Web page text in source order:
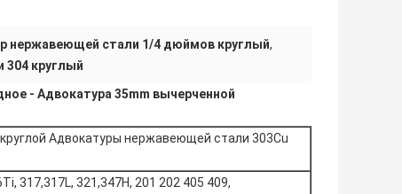
нержавеющей стали 1/4 дюймов круглый,
круглый
- Адвокатура 35mm вычерченной
Адвокатуры нержавеющей стали 303Cu
317,317L, 321,347H, 201 202 405 409,